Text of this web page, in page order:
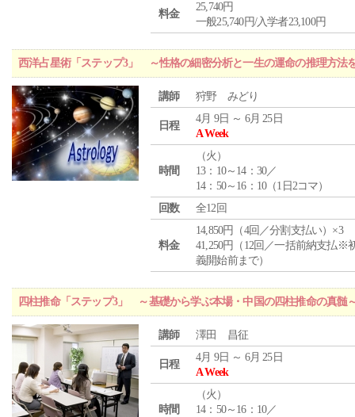
料金
25,740円
一般25,740円/入学者23,100円
西洋占星術「ステップ3」 ～性格の細密分析と一生の運命の推理方法
講師 狩野 みどり
日程
4月 9日 ～ 6月 25日
A Week
時間
（火 ）
13：10～14：30／
14：50～16：10（1日2コマ）
回数
全12回
料金
14,850円（4回／分割支払い）×3
41,250円（12回／一括前納支払※
義開始前まで）
四柱推命「ステップ3」 ～基礎から学ぶ本場・中国の四柱推命の真髄
講師 澤田 昌征
日程
4月 9日 ～ 6月 25日
A Week
時間
（火 ）
14：50～16：10／